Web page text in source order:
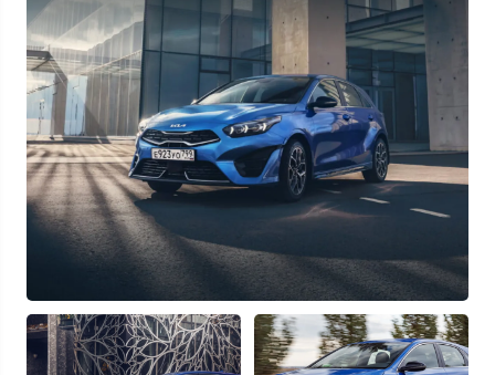
Узнать выгоду
Отправляя данную форму Вы даете согласие на обработку
своих
персональных данных